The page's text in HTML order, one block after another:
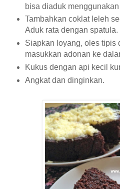
bisa diaduk
Tambahkan coklat leleh
Aduk rata dengan spatula.
Siapkan loyang, oles tipis
masukkan adonan ke
Kukus dengan api kecil
Angkat dan dinginkan.